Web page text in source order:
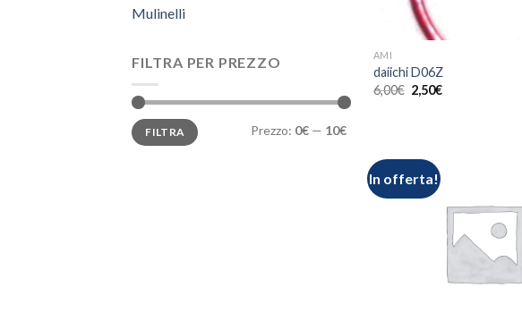
Mulinelli
FILTRA PER PREZZO
Prezzo
Min
Prezzo
MaxFILTRA Prezzo: 0€ — 10€
AMI
daiichi D06Z
6,00€ 2,50€
In offerta!